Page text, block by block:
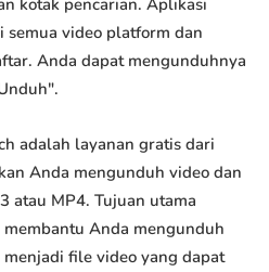
kotak pencarian. Aplikasi
semua video platform dan
Anda dapat mengunduhnya
adalah layanan gratis dari
Anda mengunduh video dan
atau MP4. Tujuan utama
Anda mengunduh
file video yang dapat